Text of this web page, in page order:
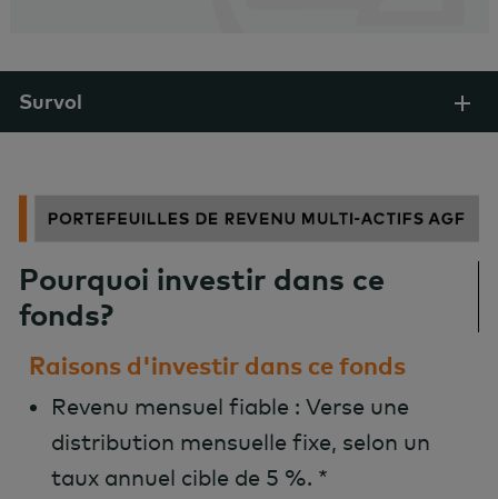
Survol
Pourquoi investir dans ce
fonds?
Raisons d'investir dans ce fonds
Revenu mensuel fiable : Verse une
distribution mensuelle fixe, selon un
taux annuel cible de 5 %. *